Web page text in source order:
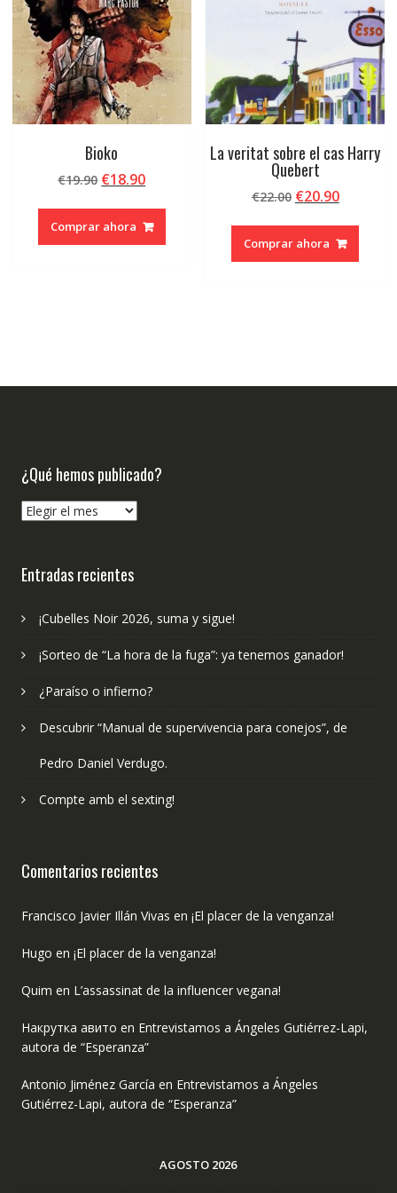
Bioko
€19.90 El
original
era:
€18.90El
actual
es:
Comprar ahora
La veritat sobre el cas Harry
Quebert
€22.00 El
original
era:
€20.90El
actual
es:
Comprar ahora
¿Qué hemos publicado?
¿Qué
Entradas recientes
¡Cubelles Noir 2026, suma y sigue!
¡Sorteo de “La hora de la fuga”: ya tenemos ganador!
¿Paraíso o infierno?
Descubrir “Manual de supervivencia para conejos”, de
Pedro Daniel Verdugo.
Compte amb el sexting!
Comentarios recientes
Francisco Javier Illán Vivas en ¡El placer de la venganza!
Hugo en ¡El placer de la venganza!
Quim en L’assassinat de la influencer vegana!
Накрутка авито en Entrevistamos a Ángeles Gutiérrez-Lapi,
autora de “Esperanza”
Antonio Jiménez García en Entrevistamos a Ángeles
Gutiérrez-Lapi, autora de “Esperanza”
AGOSTO 2026